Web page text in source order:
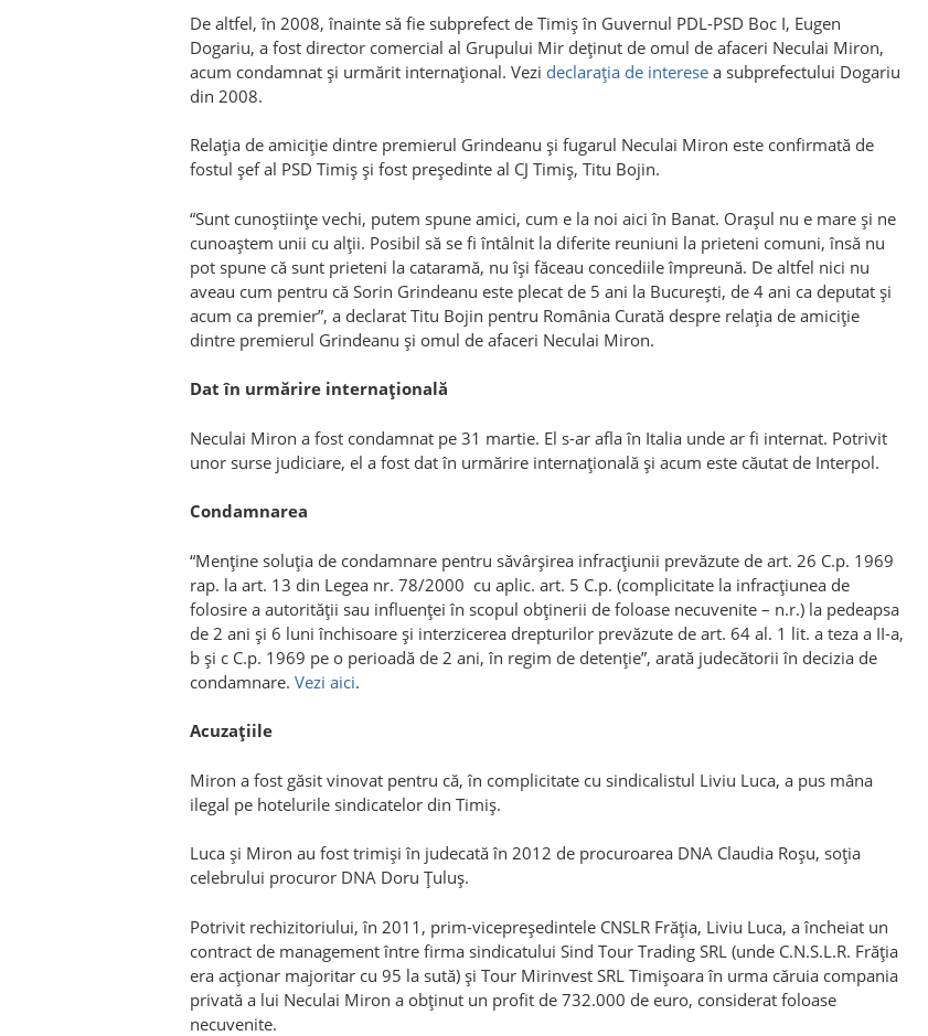
De altfel, în 2008, înainte să fie subprefect de Timiş în Guvernul PDL-PSD Boc I, Eugen
Dogariu, a fost director comercial al Grupului Mir deţinut de omul de afaceri Neculai Miron,
acum condamnat şi urmărit internaţional. Vezi declaraţia de interese a subprefectului Dogariu
din 2008.
Relaţia de amiciţie dintre premierul Grindeanu şi fugarul Neculai Miron este confirmată de
fostul şef al PSD Timiş şi fost preşedinte al CJ Timiş, Titu Bojin.
“Sunt cunoştiinţe vechi, putem spune amici, cum e la noi aici în Banat. Oraşul nu e mare şi ne
cunoaştem unii cu alţii. Posibil să se fi întâlnit la diferite reuniuni la prieteni comuni, însă nu
pot spune că sunt prieteni la cataramă, nu îşi făceau concediile împreună. De altfel nici nu
aveau cum pentru că Sorin Grindeanu este plecat de 5 ani la Bucureşti, de 4 ani ca deputat şi
acum ca premier”, a declarat Titu Bojin pentru România Curată despre relaţia de amiciţie
dintre premierul Grindeanu şi omul de afaceri Neculai Miron.
Dat în urmărire internaţională
Neculai Miron a fost condamnat pe 31 martie. El s-ar afla în Italia unde ar fi internat. Potrivit
unor surse judiciare, el a fost dat în urmărire internaţională şi acum este căutat de Interpol.
Condamnarea
“Menţine soluţia de condamnare pentru săvârşirea infracţiunii prevăzute de art. 26 C.p. 1969
rap. la art. 13 din Legea nr. 78/2000 cu aplic. art. 5 C.p. (complicitate la infracţiunea de
folosire a autorităţii sau influenţei în scopul obţinerii de foloase necuvenite – n.r.) la pedeapsa
de 2 ani şi 6 luni închisoare şi interzicerea drepturilor prevăzute de art. 64 al. 1 lit. a teza a II-a,
b şi c C.p. 1969 pe o perioadă de 2 ani, în regim de detenţie”, arată judecătorii în decizia de
condamnare. Vezi aici.
Acuzaţiile
Miron a fost găsit vinovat pentru că, în complicitate cu sindicalistul Liviu Luca, a pus mâna
ilegal pe hotelurile sindicatelor din Timiş.
Luca şi Miron au fost trimişi în judecată în 2012 de procuroarea DNA Claudia Roşu, soţia
celebrului procuror DNA Doru Ţuluş.
Potrivit rechizitoriului, în 2011, prim-vicepreşedintele CNSLR Frăţia, Liviu Luca, a încheiat un
contract de management între firma sindicatului Sind Tour Trading SRL (unde C.N.S.L.R. Frăţia
era acţionar majoritar cu 95 la sută) şi Tour Mirinvest SRL Timişoara în urma căruia compania
privată a lui Neculai Miron a obţinut un profit de 732.000 de euro, considerat foloase
necuvenite.